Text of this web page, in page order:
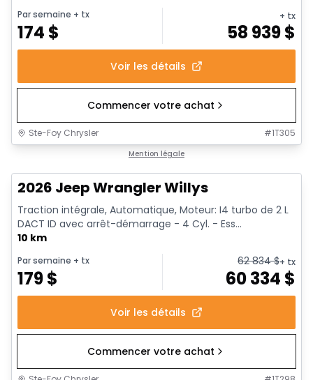
Par semaine + tx
174 $
+ tx
58 939$
Voir les détails
Commencer votre achat
Ste-Foy Chrysler #1T305
Mention légale
2026 Jeep Wrangler Willys
Traction intégrale, Automatique, Moteur: I4 turbo de 2 L
DACT ID avec arrêt-démarrage - 4 Cyl. - Ess...
10 km
Par semaine + tx
179$
62 834$+ tx
60 334 $
Voir les détails
Commencer votre achat